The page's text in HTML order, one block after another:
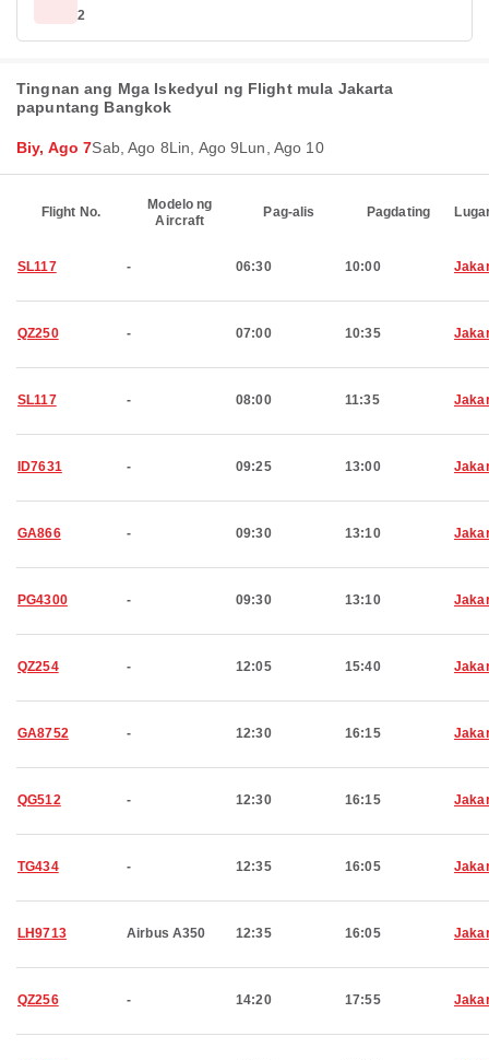
2
Tingnan ang Mga Iskedyul ng Flight mula Jakarta
papuntang Bangkok
Biy, Ago 7Sab, Ago 8Lin, Ago 9Lun, Ago 10
Flight No.
Modelo ng
Aircraft
Pag-alis Pagdating
SL117 - 06:30 10:00
QZ250 - 07:00 10:35
SL117 - 08:00 11:35
ID7631 - 09:25 13:00
GA866 - 09:30 13:10
PG4300 - 09:30 13:10
QZ254 - 12:05 15:40
GA8752 - 12:30 16:15
QG512 - 12:30 16:15
TG434 - 12:35 16:05
LH9713 Airbus A350 12:35 16:05
QZ256 - 14:20 17:55